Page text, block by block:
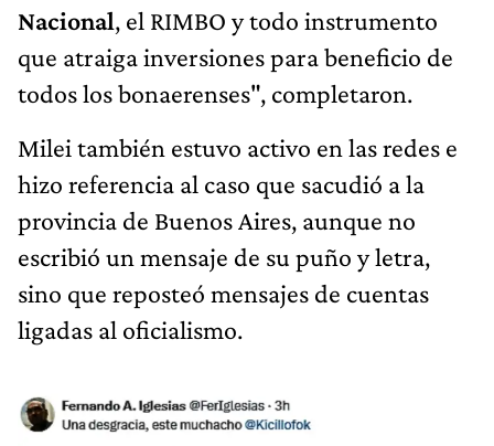
Nacional, el RIMBO y todo instrumento
que atraiga inversiones para beneficio de
todos los bonaerenses", completaron.
Milei también estuvo activo en las redes e
hizo referencia al caso que sacudió a la
provincia de Buenos Aires, aunque no
escribió un mensaje de su puño y letra,
sino que reposteó mensajes de cuentas
ligadas al oficialismo.